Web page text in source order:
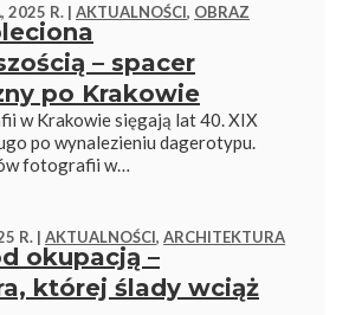
2025 R. | AKTUALNOŚCI, OBRAZ
– spacer
po Krakowie
w Krakowie sięgają lat 40. XIX
po wynalezieniu dagerotypu.
fotografii w…
R. | AKTUALNOŚCI, ARCHITEKTURA
okupacją –
której ślady wciąż